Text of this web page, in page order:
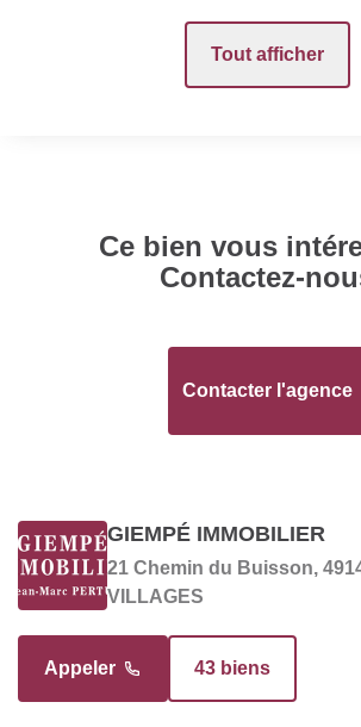
INTÉRIEUR
Sans
Soumis à l'affichage
du DPE
Oui
Energétique
Tout afficher
Ce bien vous
Contactez-
Contacter l'agence
GIEMPÉ IMMOBILIER
21 Chemin du Buisson,
VILLAGES
Appeler 43 biens